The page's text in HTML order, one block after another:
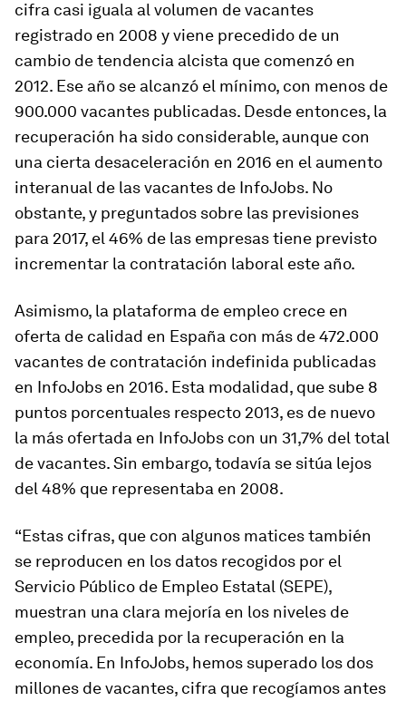
cifra casi iguala al volumen de vacantes
registrado en 2008 y viene precedido de un
cambio de tendencia alcista que comenzó en
2012. Ese año se alcanzó el mínimo, con menos de
900.000 vacantes publicadas. Desde entonces, la
recuperación ha sido considerable, aunque con
una cierta desaceleración en 2016 en el aumento
interanual de las vacantes de InfoJobs. No
obstante, y preguntados sobre las previsiones
para 2017, el 46% de las empresas tiene previsto
incrementar la contratación laboral este año.
Asimismo, la plataforma de empleo crece en
oferta de calidad en España con más de 472.000
vacantes de contratación indefinida publicadas
en InfoJobs en 2016. Esta modalidad, que sube 8
puntos porcentuales respecto 2013, es de nuevo
la más ofertada en InfoJobs con un 31,7% del total
de vacantes. Sin embargo, todavía se sitúa lejos
del 48% que representaba en 2008.
“Estas cifras, que con algunos matices también
se reproducen en los datos recogidos por el
Servicio Público de Empleo Estatal (SEPE),
muestran una clara mejoría en los niveles de
empleo, precedida por la recuperación en la
economía. En InfoJobs, hemos superado los dos
millones de vacantes, cifra que recogíamos antes